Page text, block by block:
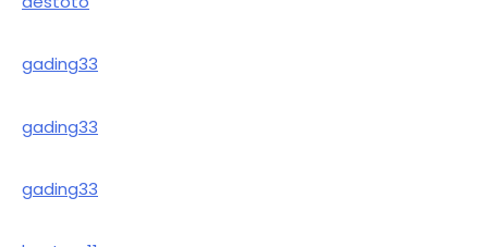
gading33
gading33
gading33